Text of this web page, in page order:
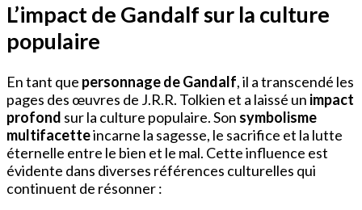
L’impact de Gandalf sur la culture
populaire
En tant que personnage de Gandalf, il a transcendé les
pages des œuvres de J.R.R. Tolkien et a laissé un impact
profond sur la culture populaire. Son symbolisme
multifacetteincarne la sagesse, le sacrifice et la lutte
éternelle entre le bien et le mal. Cette influence est
évidente dans diverses références culturelles qui
continuent de résonner :